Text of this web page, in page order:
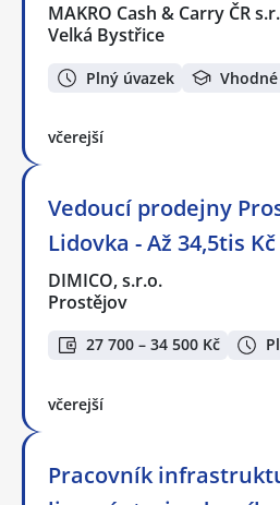
MAKRO Cash & Carry ČR
Velká Bystřice
Plný úvazek
včerejší
Vedoucí prodejny
Lidovka - Až 34,5tis Kč
DIMICO, s.r.o.
Prostějov
27 700 – 34 500 Kč
včerejší
Pracovník